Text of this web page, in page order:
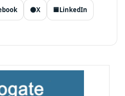
⚫X 🟦LinkedIn